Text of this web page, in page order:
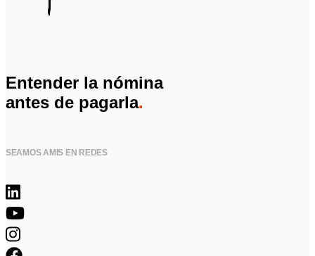
Entender la nómina
antes de pagarla.
SEAMOS AMIS EN REDES